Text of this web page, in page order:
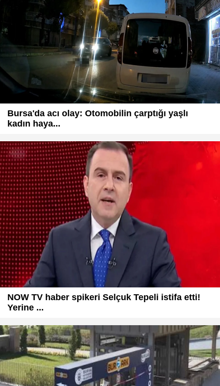
Bursa'da acı olay: Otomobilin çarptığı yaşlı
kadın haya...
NOW TV haber spikeri Selçuk Tepeli istifa etti!
Yerine ...